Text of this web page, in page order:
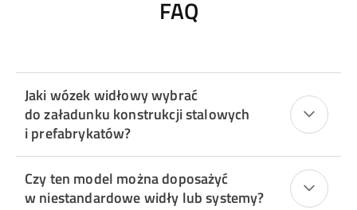
FAQ
Jaki wózek widłowy wybrać
do załadunku konstrukcji stalowych
i prefabrykatów?
Czy ten model można doposażyć
w niestandardowe widły lub systemy?